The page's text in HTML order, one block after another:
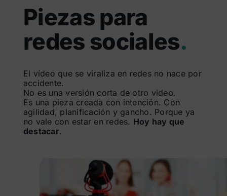
Cuéntanos…
Buscar:
Piezas para
redes sociales.
El vídeo que se viraliza en redes no nace por
accidente.
No es una versión corta de otro video.
Es una pieza creada con intención. Con
agilidad, planificación y gancho. Porque ya
no vale con estar en redes. Hoy hay que
destacar.